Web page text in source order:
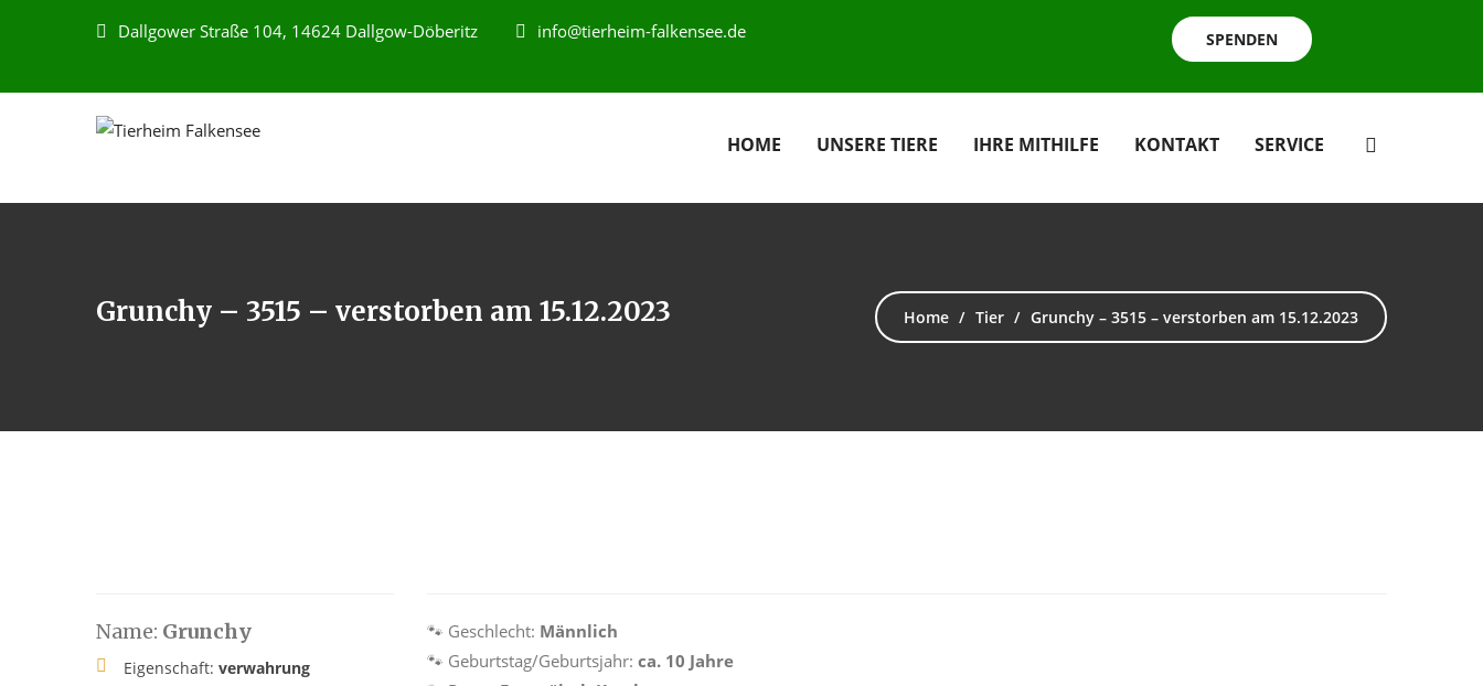
Dallgower Straße 104, 14624 Dallgow-Döberitz info@tierheim-falkensee.de SPENDEN
HOME UNSERE TIERE IHRE MITHILFE KONTAKT SERVICE
Grunchy – 3515 – verstorben am 15.12.2023 Home Tier Grunchy – 3515 – verstorben am 15.12.2023
Name: Grunchy
Eigenschaft: verwahrung
🐾 Geschlecht: Männlich
🐾 Geburtstag/Geburtsjahr: ca. 10 Jahre